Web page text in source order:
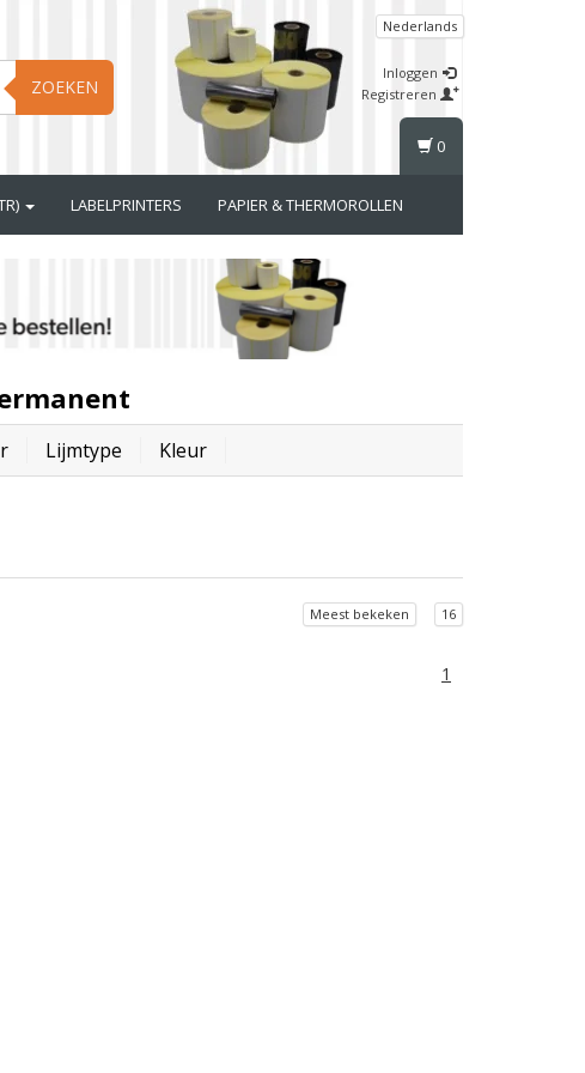
ZOEKEN
Nederlands
Inloggen
Registreren
LABELPRINTERS PAPIER & THERMOROLLEN
0
Lijmtype Kleur
Meest bekeken 16
1